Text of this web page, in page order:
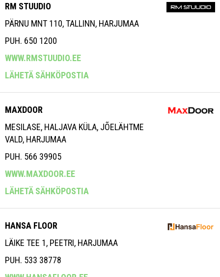
RM STUUDIO
PÄRNU MNT 110, TALLINN, HARJUMAA
PUH. 650 1200
WWW.RMSTUUDIO.EE
LÄHETÄ SÄHKÖPOSTIA
MAXDOOR
MESILASE, HALJAVA KÜLA, JÕELÄHTME
VALD, HARJUMAA
PUH. 566 39905
WWW.MAXDOOR.EE
LÄHETÄ SÄHKÖPOSTIA
HANSA FLOOR
LÄIKE TEE 1, PEETRI, HARJUMAA
PUH. 533 38778